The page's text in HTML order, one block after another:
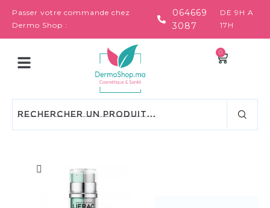
Passer votre commande chez
Dermo Shop :
064669
3087
DE 9H A
17H
0